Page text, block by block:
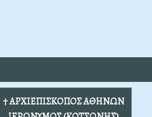
† ΑΡΧΙΕΠΙΣΚΟΠΟΣ ΑΘΗΝΩΝ